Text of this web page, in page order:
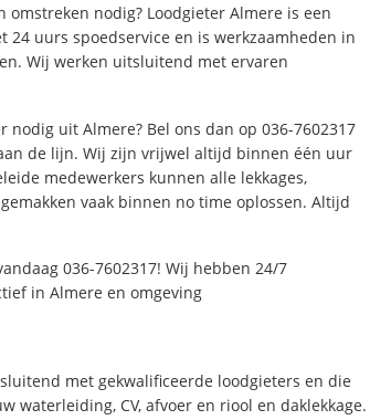
omstreken nodig? Loodgieter Almere is een
24 uurs spoedservice en is werkzaamheden in
Wij werken uitsluitend met ervaren
nodig uit Almere? Bel ons dan op 036-7602317
de lijn. Wij zijn vrijwel altijd binnen één uur
medewerkers kunnen alle lekkages,
vaak binnen no time oplossen. Altijd
036-7602317! Wij hebben 24/7
in Almere en omgeving
met gekwalificeerde loodgieters en die
waterleiding, CV, afvoer en riool en daklekkage.